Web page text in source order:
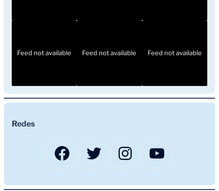
Feed not available Feed not available Feed not available
Redes
Facebook
TwitterInstagram